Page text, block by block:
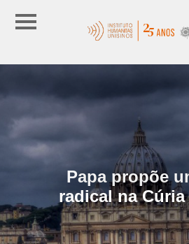
Papa propõe
radical na Cúria